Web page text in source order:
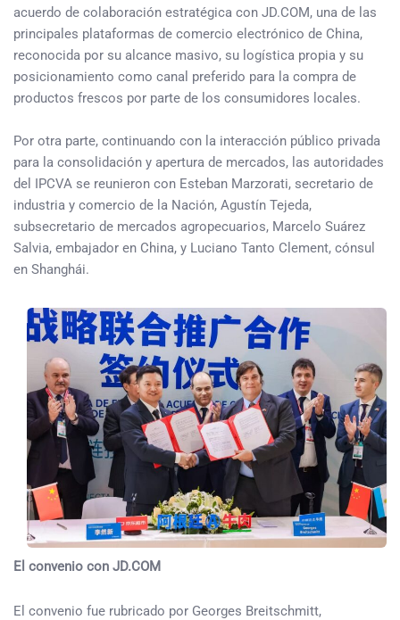
acuerdo de colaboración estratégica con JD.COM, una de las
principales plataformas de comercio electrónico de China,
reconocida por su alcance masivo, su logística propia y su
posicionamiento como canal preferido para la compra de
productos frescos por parte de los consumidores locales.
Por otra parte, continuando con la interacción público privada
para la consolidación y apertura de mercados, las autoridades
del IPCVA se reunieron con Esteban Marzorati, secretario de
industria y comercio de la Nación, Agustín Tejeda,
subsecretario de mercados agropecuarios, Marcelo Suárez
Salvia, embajador en China, y Luciano Tanto Clement, cónsul
en Shanghái.
El convenio con JD.COM
El convenio fue rubricado por Georges Breitschmitt,